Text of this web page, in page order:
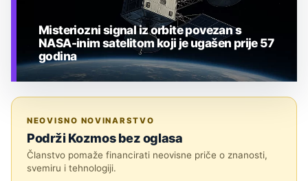
Misteriozni signal iz orbite povezan s
NASA-inim satelitom koji je ugašen prije 57
godina
NEOVISNO NOVINARSTVO
Podrži Kozmos bez oglasa
Članstvo pomaže financirati neovisne priče o znanosti,
svemiru i tehnologiji.